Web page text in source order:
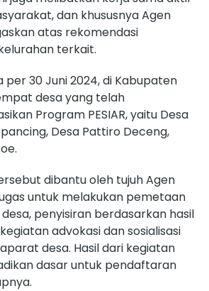
dan khususnya Agen
atas rekomendasi
terkait.
30 Juni 2024, di Kabupaten
desa yang telah
Program PESIAR, yaitu Desa
Desa Pattiro Deceng,
dibantu oleh tujuh Agen
untuk melakukan pemetaan
penyisiran berdasarkan hasil
advokasi dan sosialisasi
desa. Hasil dari kegiatan
dasar untuk pendaftaran